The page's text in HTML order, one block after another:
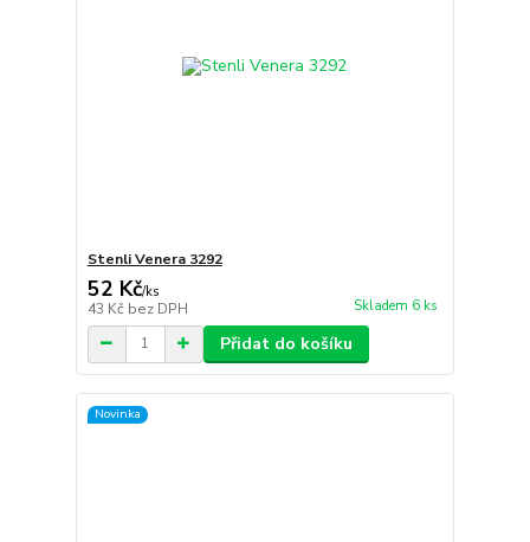
Stenli Venera 3292
52 Kč/ks
43 Kč bez DPH Skladem 6 ks
Přidat do košíku
Novinka